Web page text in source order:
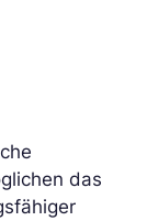
das